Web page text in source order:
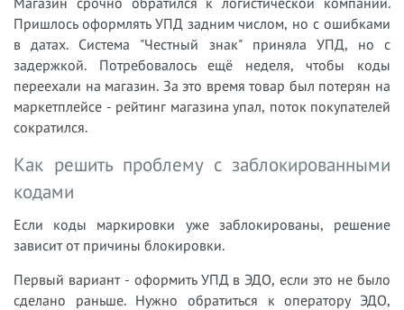
Пришлось оформлять УПД задним числом, но с ошибками
в датах. Система "Честный знак" приняла УПД, но с
задержкой. Потребовалось ещё неделя, чтобы коды
переехали на магазин. За это время товар был потерян на
маркетплейсе - рейтинг магазина упал, поток покупателей
сократился.
Как решить проблему с заблокированными
кодами
Если коды маркировки уже заблокированы, решение
зависит от причины блокировки.
Первый вариант - оформить УПД в ЭДО, если это не было
сделано раньше. Нужно обратиться к оператору ЭДО,